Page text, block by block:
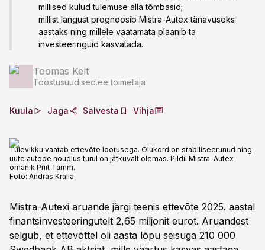
millised kulud tulemuse alla tõmbasid;
millist langust prognoosib Mistra-Autex tänavuseks
aastaks ning millele vaatamata plaanib ta
investeeringuid kasvatada.
Toomas Kelt
Tööstusuudised.ee toimetaja
Kuula Jaga Salvesta Vihja
Tulevikku vaatab ettevõte lootusega. Olukord on stabiliseerunud ning
uute autode nõudlus turul on jätkuvalt olemas. Pildil Mistra-Autex
omanik Priit Tamm.
Foto: Andras Kralla
Mistra-Autexi aruande järgi teenis ettevõte 2025. aastal
finantsinvesteeringutelt 2,65 miljonit eurot. Aruandest
selgub, et ettevõttel oli aasta lõpu seisuga 210 000